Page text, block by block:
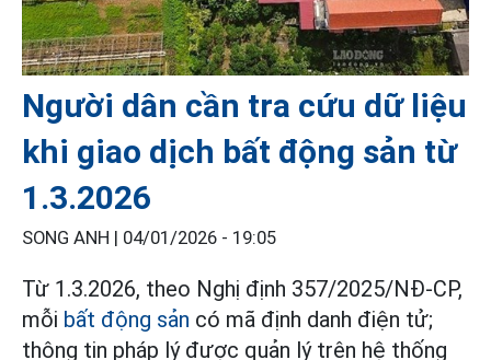
Người dân cần tra cứu dữ liệu
khi giao dịch bất động sản từ
1.3.2026
SONG ANH | 04/01/2026 - 19:05
Từ 1.3.2026, theo Nghị định 357/2025/NĐ-CP,
mỗi bất động sản có mã định danh điện tử;
thông tin pháp lý được quản lý trên hệ thống